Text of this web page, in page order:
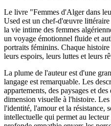
Le livre "Femmes d'Alger dans
Used est un chef-d'œuvre
la vie intime des femmes
un voyage émotionnel fluide et
portraits féminins. Chaque
leurs espoirs, leurs luttes et leurs
La plume de l'auteur est d'une
langage est remarquable. Les
appartements, des paysages et
dimension visuelle à l'histoire. Les
l'identité, l'amour et la résistance,
intellectuelle qui permet au